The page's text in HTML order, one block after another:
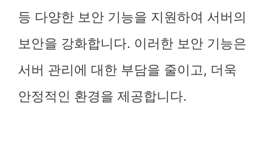
등 다양한 보안 기능을 지원하여 서버의
보안을 강화합니다. 이러한 보안 기능은
서버 관리에 대한 부담을 줄이고, 더욱
안정적인 환경을 제공합니다.